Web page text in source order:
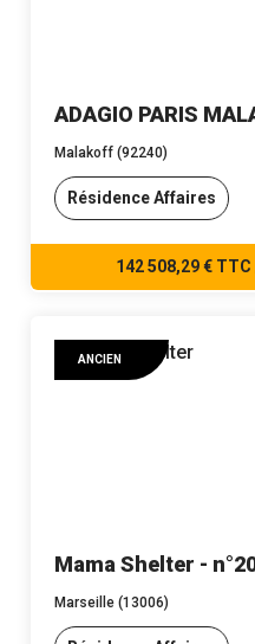
ADAGIO PARIS
n°306
Malakoff (92240)
Résidence Affaires
142 508,29 €
ANCIEN
Mama Shelter -
Marseille (13006)